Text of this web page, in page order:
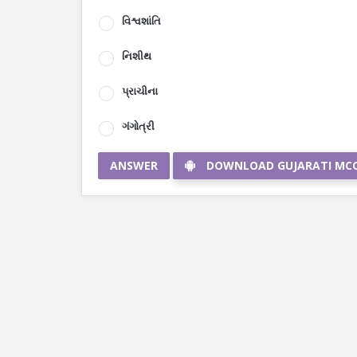
વિશ્વશાંતિ
નિશીથ
પ્રાચીના
ગંગોત્રી
ANSWER DOWNLOAD GUJARATI